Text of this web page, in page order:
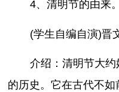
4、清明节的由来。
(学生自编自演)晋
介绍：清明节大
的历史。它在古代不